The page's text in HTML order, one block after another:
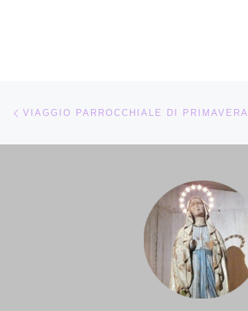
Navigazione articoli
VIAGGIO PARROCCHIALE DI PRIMAVERA